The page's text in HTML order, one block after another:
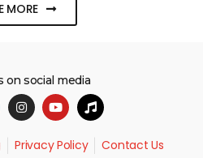
MORE
on social media
Privacy Policy Contact Us